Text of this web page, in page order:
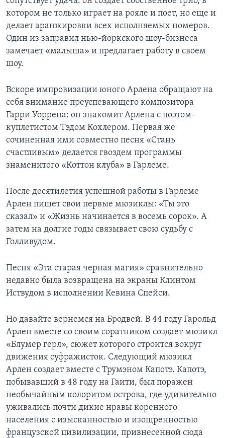
котором не только играет на рояле и поет, но еще и
делает аранжировки всех исполняемых номеров.
Один из заправил нью-йоркского шоу-бизнеса
замечает «малыша» и предлагает работу в своем
шоу.
Вскоре импровизации юного Арлена обращают на
себя внимание преуспевающего композитора
Гарри Уоррена: он знакомит Арлена с поэтом-
куплетистом Тэдом Кохлером. Первая же
сочиненная ими совместно песня «Стань
счастливым» делается гвоздем программы
знаменитого «Коттон клуба» в Гарлеме.
После десятилетия успешной работы в Гарлеме
Арлен пишет свои первые мюзиклы: «Ты это
сказал» и «Жизнь начинается в восемь сорок». А
затем на долгие годы связывает свою судьбу с
Голливудом.
Песня «Эта старая черная магия» сравнительно
недавно была возвращена на экраны Клинтом
Иствудом в исполнении Кевина Спейси.
Но давайте вернемся на Бродвей. В 44 году Гарольд
Арлен вместе со своим соратником создает мюзикл
«Блумер герл», сюжет которого строится вокруг
движения суфражисток. Следующий мюзикл
Арлен создает вместе с Трумэном Капотэ. Капотэ,
побывавший в 48 году на Гаити, был поражен
необычайным колоритом острова, где удивительно
уживались почти дикие нравы коренного
населения с изысканностью и изощренностью
французской цивилизации, привнесенной сюда